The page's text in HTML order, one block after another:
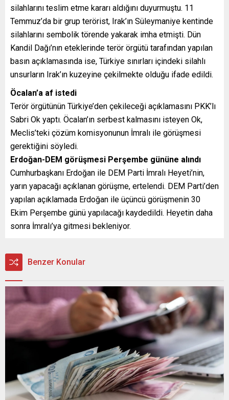
silahlarını teslim etme kararı aldığını duyurmuştu. 11
Temmuz’da bir grup terörist, Irak’ın Süleymaniye kentinde
silahlarını sembolik törende yakarak imha etmişti. Dün
Kandil Dağı’nın eteklerinde terör örgütü tarafından yapılan
basın açıklamasında ise, Türkiye sınırları içindeki silahlı
unsurların Irak’ın kuzeyine çekilmekte olduğu ifade edildi.
Öcalan’a af istedi
Terör örgütünün Türkiye’den çekileceği açıklamasını PKK’lı
Sabri Ok yaptı. Öcalan’ın serbest kalmasını isteyen Ok,
Meclis’teki çözüm komisyonunun İmralı ile görüşmesi
gerektiğini söyledi.
Erdoğan-DEM görüşmesi Perşembe gününe alındı
Cumhurbaşkanı Erdoğan ile DEM Parti İmralı Heyeti’nin,
yarın yapacağı açıklanan görüşme, ertelendi. DEM Parti’den
yapılan açıklamada Erdoğan ile üçüncü görüşmenin 30
Ekim Perşembe günü yapılacağı kaydedildi. Heyetin daha
sonra İmralı’ya gitmesi bekleniyor.
Benzer Konular